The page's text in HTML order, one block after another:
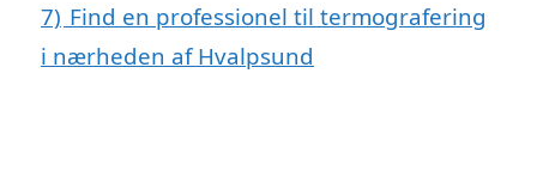
7) Find en professionel til termografering
i nærheden af Hvalpsund